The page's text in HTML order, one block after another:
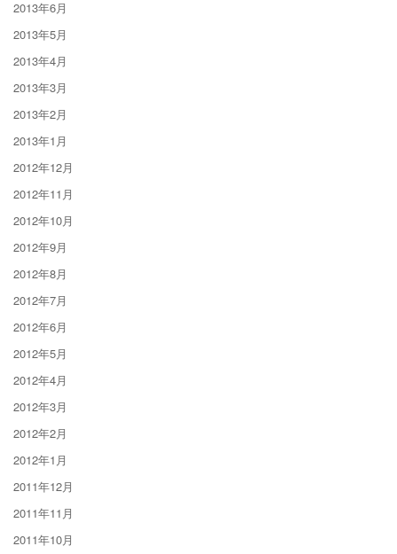
2013年6月
2013年5月
2013年4月
2013年3月
2013年2月
2013年1月
2012年12月
2012年11月
2012年10月
2012年9月
2012年8月
2012年7月
2012年6月
2012年5月
2012年4月
2012年3月
2012年2月
2012年1月
2011年12月
2011年11月
2011年10月